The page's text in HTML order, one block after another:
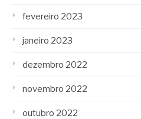
fevereiro 2023
janeiro 2023
dezembro 2022
novembro 2022
outubro 2022